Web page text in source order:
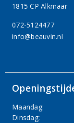
1815 CP Alkmaar
072-5124477
info@beauvin.nl
Maandag:
Dinsdag: